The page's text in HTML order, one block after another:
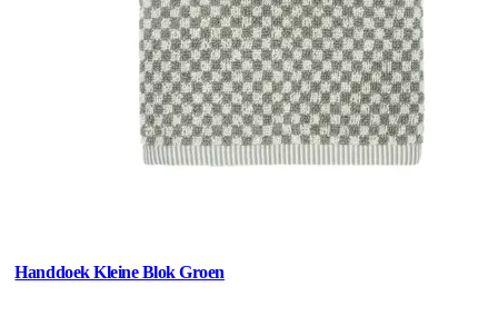
Handdoek Kleine Blok Groen